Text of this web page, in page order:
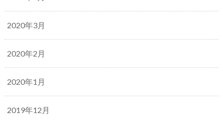
2020年3月
2020年2月
2020年1月
2019年12月